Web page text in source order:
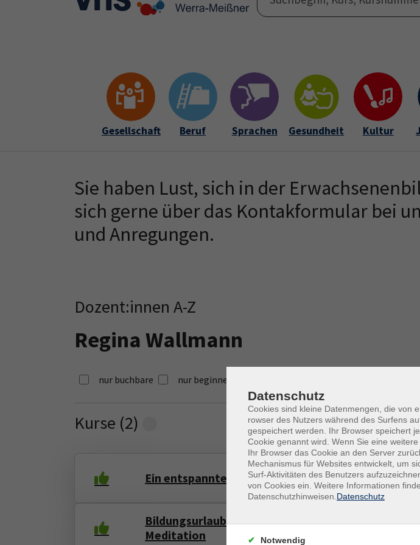
Skip to main content
Skip to page footer
Gesellschaft Beruf Sprachen Gesundheit Kultur
Sie haben Lust, sich in der
sich gerne über das Kontakformular bei
und Anregungen.
Dozent:innen A-Z
Regina Wallmann
nur buchbare nur beginnende
Kurse (2)
Ein entspannter Samstag mit Yoga und Mediation
Bildungsurlaub: Fit in Beruf und Alltag durch
Meditation
Datenschutz
Cookies sind kleine Datenmengen, die von
rowser des Nutzers während des Surfens
gespeichert werden. Ihr Browser speichert
Cookie genannt wird. Wenn Sie eine
Ihr Browser das Cookie an den Server
Mechanismus für Websites entwickelt, um
Surf-Aktivitäten des Benutzers
von Cookies ein. Weitere Informationen
Datenschutzhinweisen. Datenschutz
Notwendig